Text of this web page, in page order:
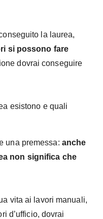
la laurea,
si possono fare
dovrai conseguire
esistono e quali
una premessa: anche
non significa che
vita ai lavori manuali,
d’ufficio, dovrai